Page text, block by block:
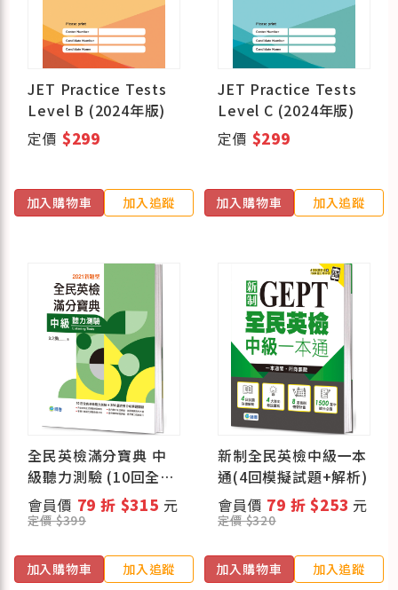
JET Practice Tests
Level B (2024年版)
定價 $299
加入購物車 加入追蹤
JET Practice Tests
Level C (2024年版)
定價 $299
加入購物車 加入追蹤
全民英檢滿分寶典 中
級聽力測驗 (10回全真
聽力試題+解析)
會員價 79 折 $315 元
定價 $399
加入購物車 加入追蹤
新制全民英檢中級一本
通(4回模擬試題+解析)
會員價 79 折 $253 元
定價 $320
加入購物車 加入追蹤